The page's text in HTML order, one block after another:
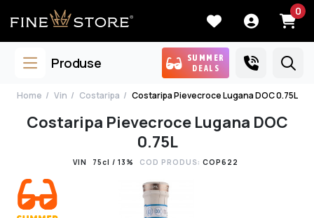
0
Produse
SUMMER
DEALS
Home Vin Costaripa Costaripa Pievecroce Lugana DOC 0.75L
Costaripa Pievecroce Lugana DOC
0.75L
VIN 75cl / 13% COD PRODUS: COP622